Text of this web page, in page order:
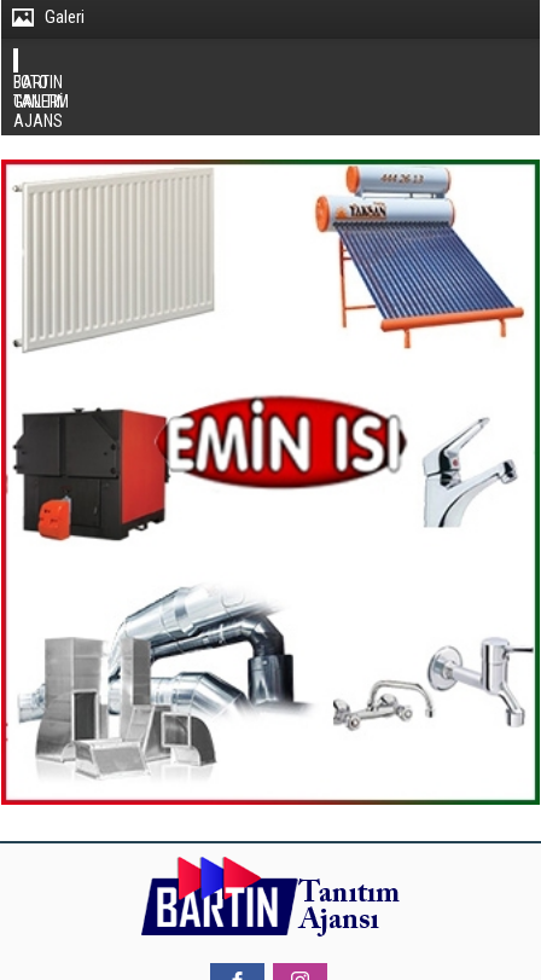
Galeri
BARTIN
TANITIM
AJANS
FOTO
GALERİ